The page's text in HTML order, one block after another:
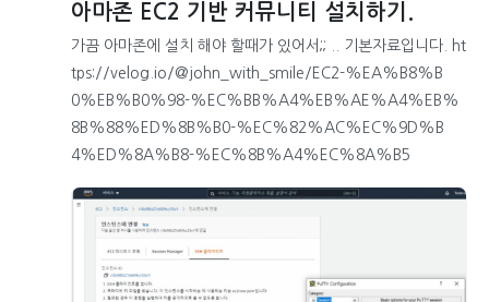
아마존 EC2 기반 커뮤니티 설치하기.
가끔 아마존에 설치 해야 할때가 있어서;; .. 기본자료입니다. ht
tps://velog.io/@john_with_smile/EC2-%EA%B8%B
0%EB%B0%98-%EC%BB%A4%EB%AE%A4%EB%
8B%88%ED%8B%B0-%EC%82%AC%EC%9D%B
4%ED%8A%B8-%EC%8B%A4%EC%8A%B5